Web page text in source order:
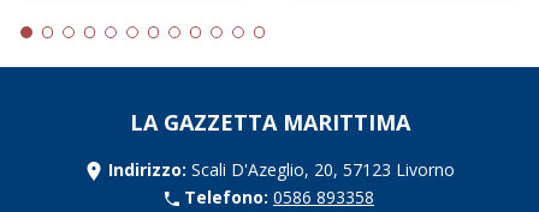
LA GAZZETTA MARITTIMA
Indirizzo: Scali D'Azeglio, 20, 57123 Livorno
Telefono: 0586 893358